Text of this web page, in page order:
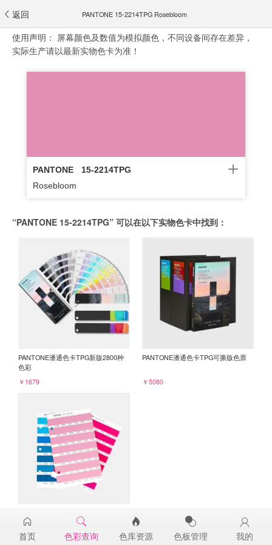
返回 PANTONE 15-2214TPG Rosebloom
使用声明： 屏幕颜色及数值为模拟颜色，不同设备间存在差异，
实际生产请以最新实物色卡为准！
PANTONE
15-2214TPG
Rosebloom
“PANTONE 15-2214TPG” 可以在以下实物色卡中找到：
PANTONE潘通色卡TPG新版2800种
色彩
￥1679
PANTONE潘通色卡TPG可撕版色票
￥5080
15-2214TPG
￥98
首页 色彩查询 色库资源 色板管理 我的